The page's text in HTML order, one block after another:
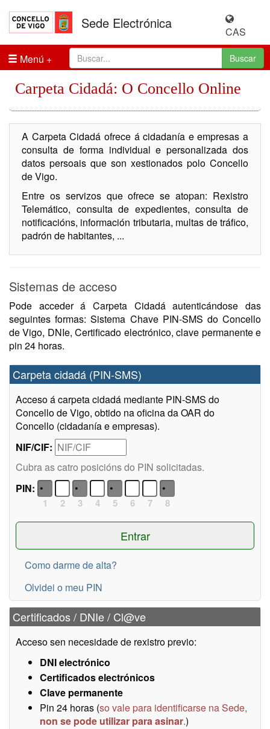
Sede Electrónica
CAS
Menú
Buscar
Carpeta Cidadá: O Concello Online
A Carpeta Cidadá ofrece á cidadanía e empresas a
consulta de forma individual e personalizada dos
datos persoais que son xestionados polo Concello
de Vigo.
Entre os servizos que ofrece se atopan: Rexistro
Telemático, consulta de expedientes, consulta de
notificacións, información tributaria, multas de tráfico,
padrón de habitantes, ...
Sistemas de acceso
Pode acceder á Carpeta Cidadá autenticándose das
seguintes formas: Sistema Chave PIN-SMS do Concello
de Vigo, DNIe, Certificado electrónico, clave permanente e
pin 24 horas.
Carpeta cidadá (PIN-SMS)
Acceso á carpeta cidadá mediante PIN-SMS do
Concello de Vigo, obtido na oficina da OAR do
Concello (cidadanía e empresas).
NIF/CIF:
Cubra as catro posicións do PIN solicitadas.
PIN:
1 2 3 4 5 6 7 8
Como darme de alta?
Olvidei o meu PIN
Certificados / DNIe / Cl@ve
Acceso sen necesidade de rexistro previo:
DNI electrónico
Certificados electrónicos
Clave permanente
Pin 24 horas (so vale para identificarse na Sede,
non se pode utilizar para asinar.)